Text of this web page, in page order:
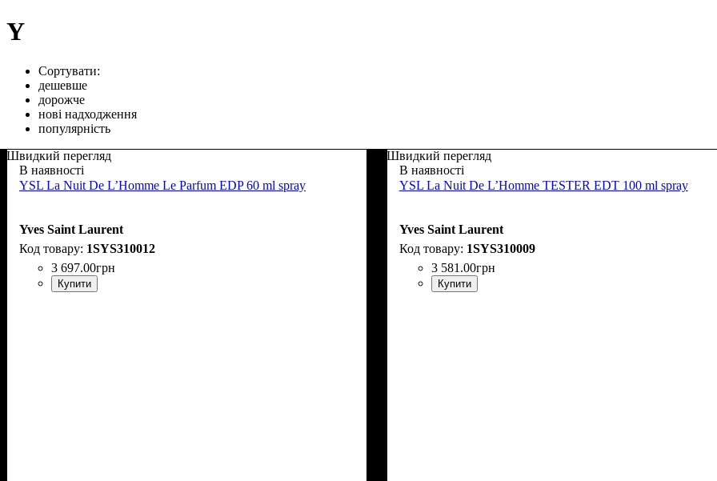
Y
Сортувати:
дешевше
дорожче
нові надходження
популярність
Швидкий перегляд
В наявності
YSL La Nuit De L’Homme Le Parfum EDP 60 ml spray
Yves Saint Laurent
1SYS310012
3 697.00грн
Купити
Швидкий перегляд
В наявності
YSL La Nuit De L’Homme TESTER EDT 100 ml spray
Yves Saint Laurent
1SYS310009
3 581 .00грн
Купити